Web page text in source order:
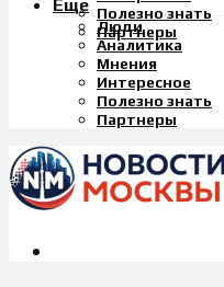
Полезно знать
Партнеры
Еще
Люди
Аналитика
Мнения
Интересное
Полезно знать
Партнеры